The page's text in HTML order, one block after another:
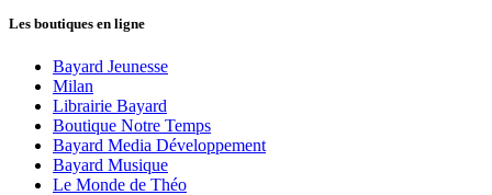
Les boutiques en ligne
Bayard Jeunesse
Milan
Librairie Bayard
Boutique Notre Temps
Bayard Media Développement
Bayard Musique
Le Monde de Théo